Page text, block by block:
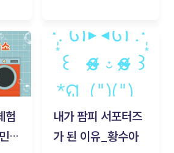
김태현
험
세
내가 팜피 서포터즈
가 된 이유_황수아